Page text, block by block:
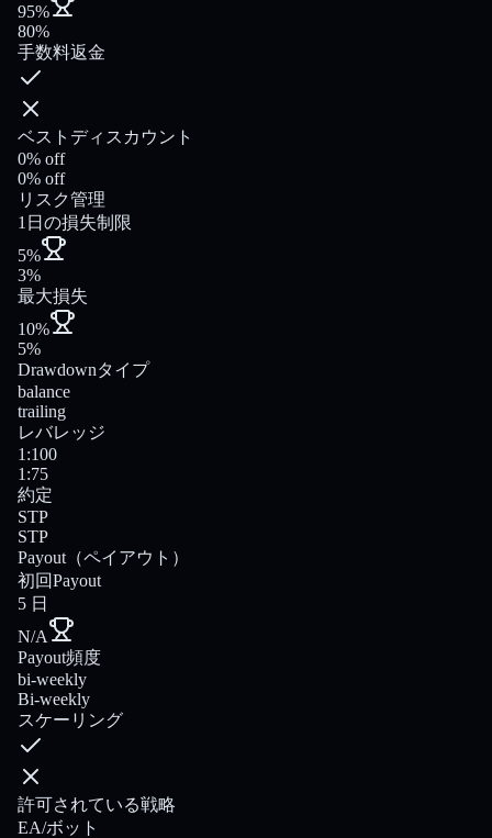
95%
80%
手数料返金
ベストディスカウント
0% off
0% off
リスク管理
1日の損失制限
5%
3%
最大損失
10%
5%
Drawdownタイプ
balance
trailing
レバレッジ
1:100
1:75
約定
STP
STP
Payout（ペイアウト）
初回Payout
5 日
N/A
Payout頻度
bi-weekly
Bi-weekly
スケーリング
許可されている戦略
EA/ボット